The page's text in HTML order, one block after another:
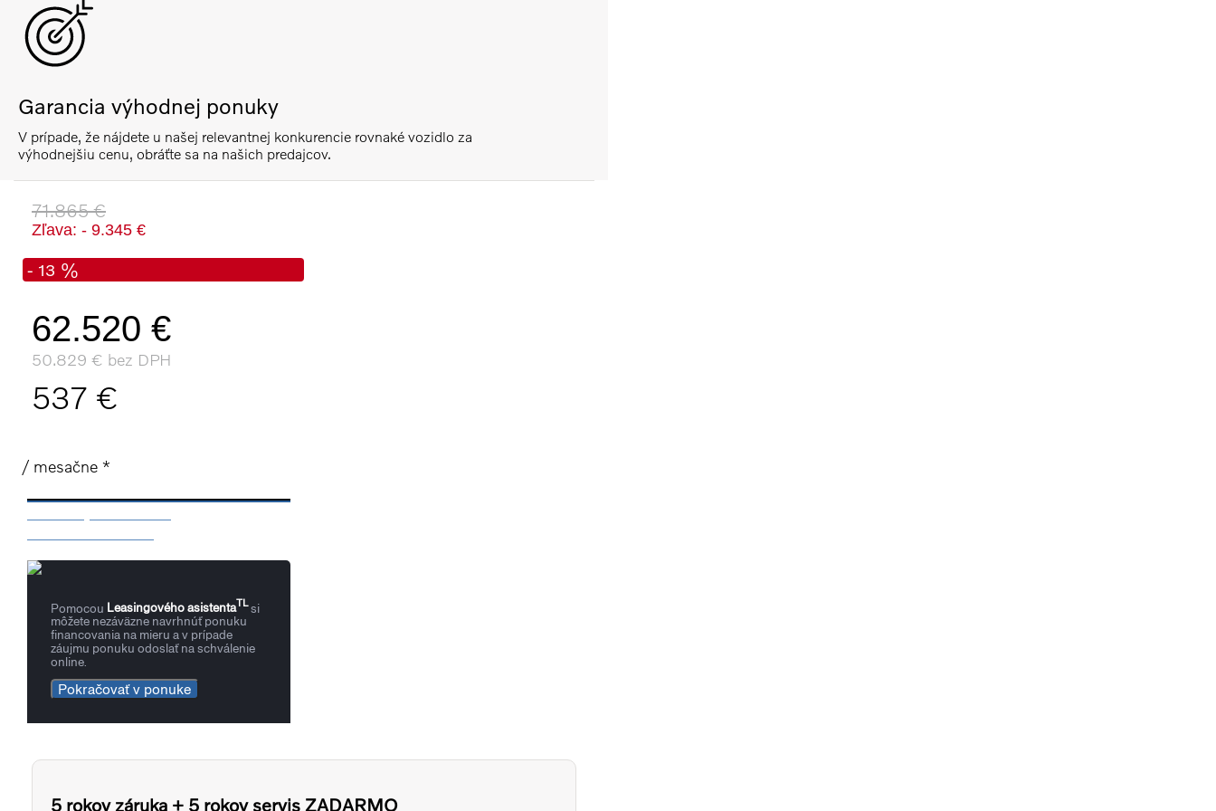
Garancia výhodnej ponuky
V prípade, že nájdete u našej relevantnej konkurencie rovnaké vozidlo za
výhodnejšiu cenu, obráťte sa na našich predajcov.
71.865 €
Zľava: - 9.345 €
- 13 %
62.520 €
50.829 € bez DPH
537 €
/ mesačne *
Pomocou Leasingového asistentaTLsi
môžete nezáväzne navrhnúť ponuku
financovania na mieru a v prípade
záujmu ponuku odoslať na schválenie
online.
Pokračovať v ponuke
5 rokov záruka + 5 rokov servis ZADARMO